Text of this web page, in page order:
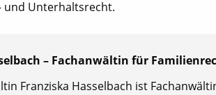
und Unterhaltsrecht.
– Fachanwältin für
Franziska Hasselbach ist